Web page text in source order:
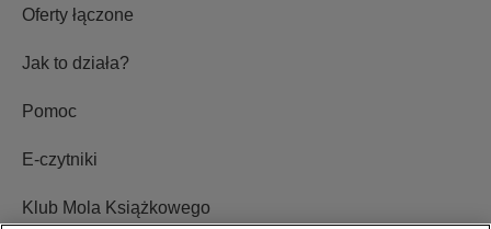
Oferty łączone
Jak to działa?
Pomoc
E-czytniki
Klub Mola Książkowego